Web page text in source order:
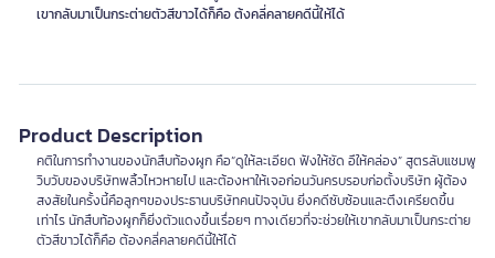
Product Description
คติในการทำงานของนักสืบท้องผูก คือ“ดูให้ละเอียด ฟังให้ชัด อึให้คล่อง” สูตรลับแชมพู
วิบวับของบริษัทพลิ้วไหวหายไป และต้องหาให้เจอก่อนวันครบรอบก่อตั้งบริษัท ผู้ต้อง
สงสัยในครั้งนี้คือลูกๆของประธานบริษัทคนปัจจุบัน ยิ่งคดีซับซ้อนและตึงเครียดขึ้น
เท่าไร นักสืบท้องผูกก็ยิ่งตัวแดงขึ้นเรื่อยๆ ทางเดียวที่จะช่วยให้เขากลับมาเป็นกระต่าย
ตัวสีขาวได้ก็คือ ต้องคลี่คลายคดีนี้ให้ได้